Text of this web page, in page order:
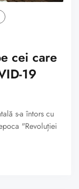
cei care
19
s-a întors cu
"Revoluției